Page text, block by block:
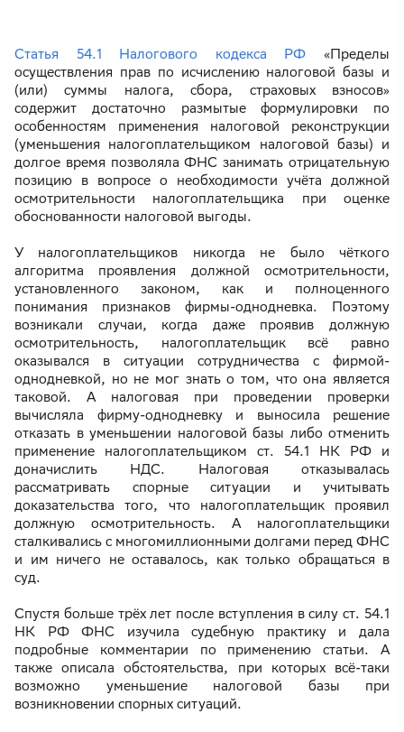
Статья 54.1 Налогового кодекса РФ «Пределы
осуществления прав по исчислению налоговой базы и
(или) суммы налога, сбора, страховых взносов»
содержит достаточно размытые формулировки по
особенностям применения налоговой реконструкции
(уменьшения налогоплательщиком налоговой базы) и
долгое время позволяла ФНС занимать отрицательную
позицию в вопросе о необходимости учёта должной
осмотрительности налогоплательщика при оценке
обоснованности налоговой выгоды.
У налогоплательщиков никогда не было чёткого
алгоритма проявления должной осмотрительности,
установленного законом, как и полноценного
понимания признаков фирмы-однодневка. Поэтому
возникали случаи, когда даже проявив должную
осмотрительность, налогоплательщик всё равно
оказывался в ситуации сотрудничества с фирмой-
однодневкой, но не мог знать о том, что она является
таковой. А налоговая при проведении проверки
вычисляла фирму-однодневку и выносила решение
отказать в уменьшении налоговой базы либо отменить
применение налогоплательщиком ст. 54.1 НК РФ и
доначислить НДС. Налоговая отказывалась
рассматривать спорные ситуации и учитывать
доказательства того, что налогоплательщик проявил
должную осмотрительность. А налогоплательщики
сталкивались с многомиллионными долгами перед ФНС
и им ничего не оставалось, как только обращаться в
суд.
Спустя больше трёх лет после вступления в силу ст. 54.1
НК РФ ФНС изучила судебную практику и дала
подробные комментарии по применению статьи. А
также описала обстоятельства, при которых всё-таки
возможно уменьшение налоговой базы при
возникновении спорных ситуаций.